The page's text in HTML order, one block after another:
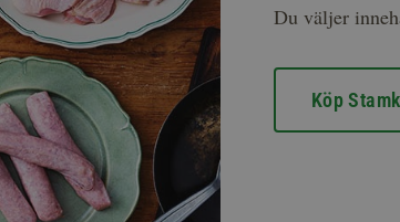
Du väljer
Köp